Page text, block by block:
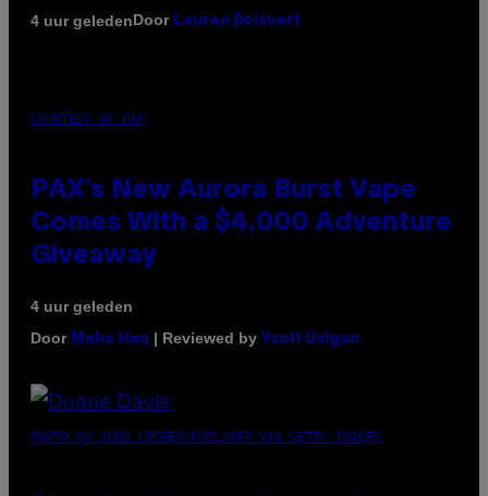
4 uur geledenDoor Lauren Boisvert
COURTESY OF PAX
PAX’s New Aurora Burst Vape
Comes With a $4,000 Adventure
Giveaway
4 uur geleden
Door Maha Haq | Reviewed by Ysolt Usigan
PHOTO BY JOHN LOCHER/POOL/AFP VIA GETTY IMAGES